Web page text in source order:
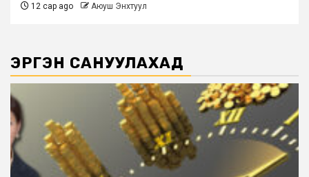
12 сар ago Аюуш Энхтуул
ЭРГЭН САНУУЛАХАД